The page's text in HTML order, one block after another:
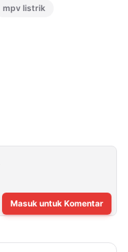
mpv listrik
Masuk untuk Komentar